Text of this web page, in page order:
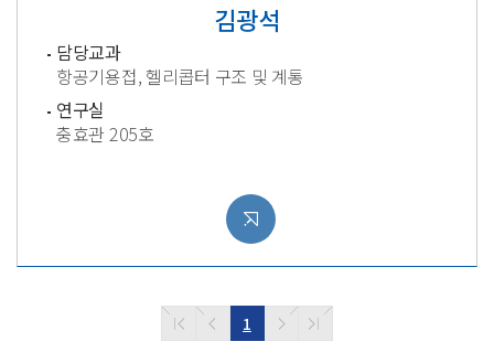
김광석
담당교과
항공기용접, 헬리콥터 구조 및 계통
연구실
충효관 205호
1